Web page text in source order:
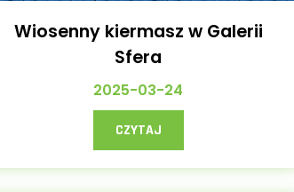
Wiosenny kiermasz w Galerii
Sfera
2025-03-24
CZYTAJ